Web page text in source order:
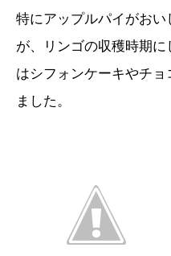
特にアップルパイがお
が、リンゴの収穫時期
はシフォンケーキやチ
ました。